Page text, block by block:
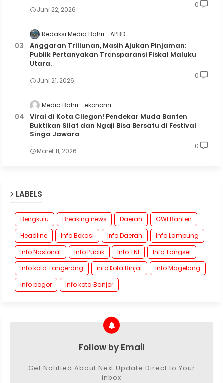
Juni 22, 2026
0
Redaksi Media Bahri APBD
Anggaran Triliunan, Masih Ajukan Pinjaman:
Publik Pertanyakan Transparansi Fiskal Maluku
Utara.
Juni 21, 2026
0
Media Bahri ekonomi
Viral di Kota Cilegon! Pendekar Muda Banten
Buktikan Silat dan Ngaji Bisa Bersatu di Festival
Singa Jawara
Maret 11, 2026
0
LABELS
Bengkulu Breaking news Daerah
GWI Banten
Headline
Info Bekasi Info Daerah
Info Lampung
Info Nasional
Info Publik Info TNI
Info Tangsel
Info kota Tangerang
info Kota Binjai
info Magelang
info bogor
info kota Banjar
Follow by Email
Get Notified About Next Update Direct to Your
inbox